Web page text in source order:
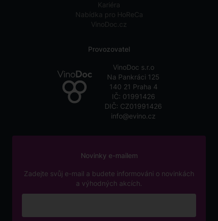
Kariéra
Nabídka pro HoReCa
VinoDoc.cz
Provozovatel
VinoDoc s.r.o
Na Pankráci 125
140 21 Praha 4
IČ: 01991426
DIČ: CZ01991426
info@evino.cz
Novinky e-mailem
Zadejte svůj e-mail a budete informováni o novinkách
a výhodných akcích.